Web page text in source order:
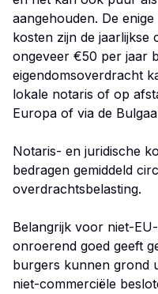
aangehouden. De
kosten zijn de jaarlijkse
ongeveer €50 per jaar
eigendomsoverdracht
lokale notaris of op
Europa of via de
Notaris- en juridische
bedragen gemiddeld
overdrachtsbelasting.
Belangrijk voor niet-
onroerend goed geeft
burgers kunnen grond
niet-commerciële